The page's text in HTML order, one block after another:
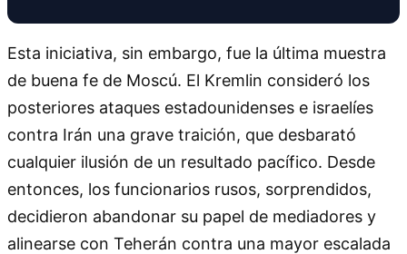
Esta iniciativa, sin embargo, fue la última muestra
de buena fe de Moscú. El Kremlin consideró los
posteriores ataques estadounidenses e israelíes
contra Irán una grave traición, que desbarató
cualquier ilusión de un resultado pacífico. Desde
entonces, los funcionarios rusos, sorprendidos,
decidieron abandonar su papel de mediadores y
alinearse con Teherán contra una mayor escalada